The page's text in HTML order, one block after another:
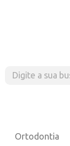
Ortodontia